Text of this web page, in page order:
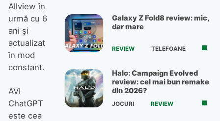
Allview în
urmă cu 6
ani și
actualizat
în mod
constant.
AVI
ChatGPT
este cea
Galaxy Z Fold8 review: mic,
dar mare
REVIEW TELEFOANE
Halo: Campaign Evolved
review: cel mai bun remake
din 2026?
JOCURI REVIEW